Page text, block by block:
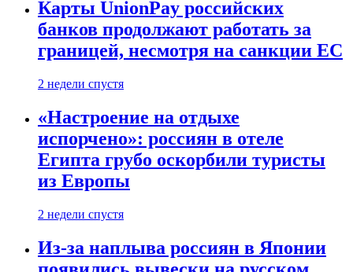
Карты UnionPay российских
банков продолжают работать за
границей, несмотря на санкции ЕС
2 недели спустя
«Настроение на отдыхе
испорчено»: россиян в отеле
Египта грубо оскорбили туристы
из Европы
2 недели спустя
Из-за наплыва россиян в Японии